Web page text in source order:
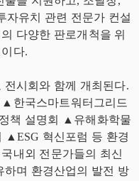
자유치 관련 전문가 컨설
다양한 판로개척을 위
다.
시회와 함께 개최된다.
한국스마트워터그리드
책 설명회 ▲유해화학물
▲ESG 혁신포럼 등 환경
내외 전문가들의 최신
하며 환경산업의 발전 방